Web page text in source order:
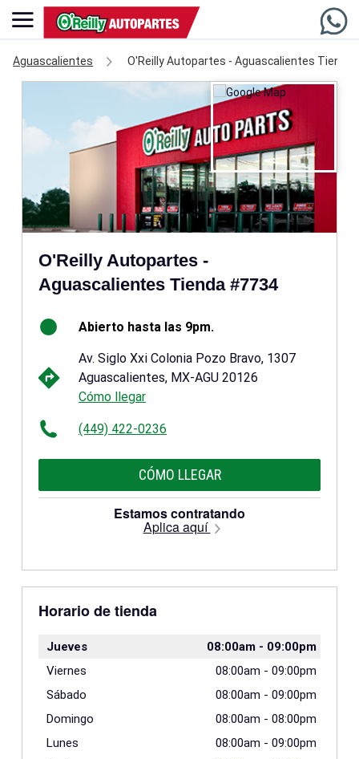
Aguascalientes O'Reilly Autopartes - Aguascalientes Tienda
O'Reilly Autopartes -
Aguascalientes Tienda #7734
Abierto hasta las 9pm.
Av. Siglo Xxi Colonia Pozo Bravo, 1307
Aguascalientes, MX-AGU 20126
Cómo llegar
(449) 422-0236
CÓMO LLEGAR
Estamos contratando
Aplica aquí
Horario de tienda
Jueves 08:00am- 09:00pm
Viernes
08:00am - 09:00pm
Sábado
08:00am - 09:00pm
Domingo
08:00am - 08:00pm
Lunes
08:00am - 09:00pm